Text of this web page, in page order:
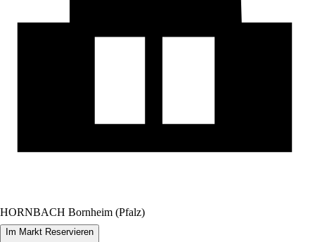
HORNBACH Bornheim (Pfalz)
Im Markt Reservieren